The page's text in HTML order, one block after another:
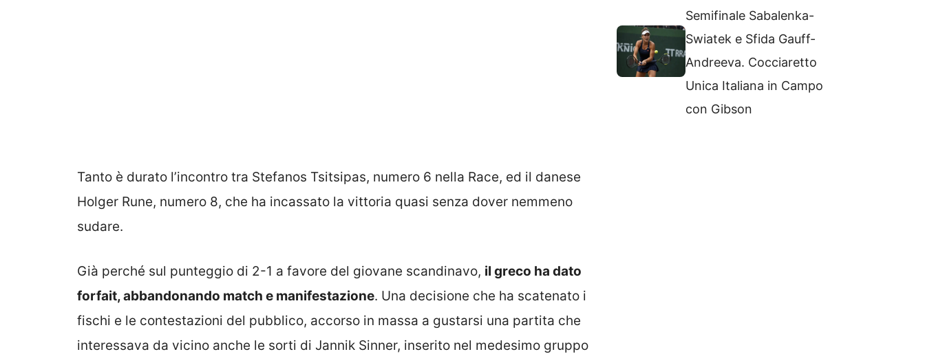
Tanto è durato l’incontro tra Stefanos Tsitsipas, numero 6 nella Race, ed il danese
Holger Rune, numero 8, che ha incassato la vittoria quasi senza dover nemmeno
sudare.
Già perché sul punteggio di 2-1 a favore del giovane scandinavo, il greco ha dato
forfait, abbandonando match e manifestazione. Una decisione che ha scatenato i
fischi e le contestazioni del pubblico, accorso in massa a gustarsi una partita che
interessava da vicino anche le sorti di Jannik Sinner, inserito nel medesimo gruppo
Semifinale Sabalenka-
Swiatek e Sfida Gauff-
Andreeva. Cocciaretto
Unica Italiana in Campo
con Gibson